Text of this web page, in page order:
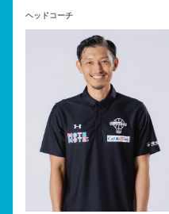
ヘッドコーチ